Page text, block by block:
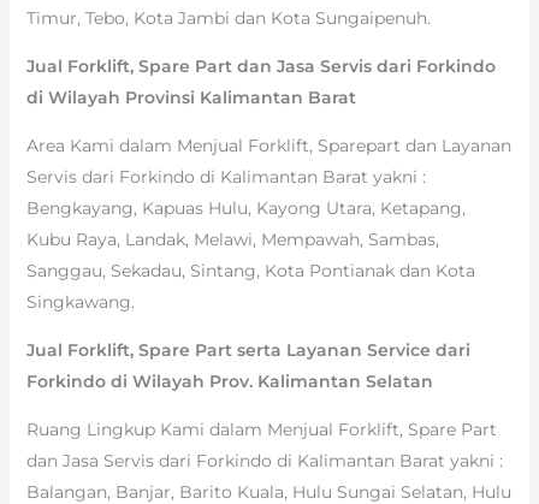
Timur, Tebo, Kota Jambi dan Kota Sungaipenuh.
Jual Forklift, Spare Part dan Jasa Servis dari Forkindo
di Wilayah Provinsi Kalimantan Barat
Area Kami dalam Menjual Forklift, Sparepart dan Layanan
Servis dari Forkindo di Kalimantan Barat yakni :
Bengkayang, Kapuas Hulu, Kayong Utara, Ketapang,
Kubu Raya, Landak, Melawi, Mempawah, Sambas,
Sanggau, Sekadau, Sintang, Kota Pontianak dan Kota
Singkawang.
Jual Forklift, Spare Part serta Layanan Service dari
Forkindo di Wilayah Prov. Kalimantan Selatan
Ruang Lingkup Kami dalam Menjual Forklift, Spare Part
dan Jasa Servis dari Forkindo di Kalimantan Barat yakni :
Balangan, Banjar, Barito Kuala, Hulu Sungai Selatan, Hulu